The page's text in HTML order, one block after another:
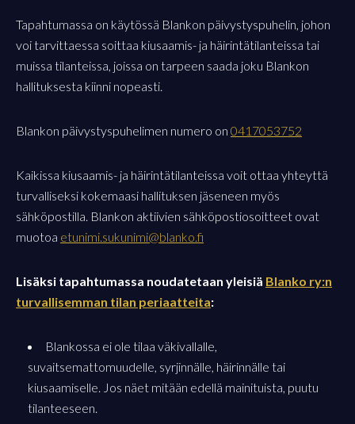
Tapahtumassa on käytössä Blankon päivystyspuhelin, johon
voi tarvittaessa soittaa kiusaamis- ja häirintätilanteissa tai
muissa tilanteissa, joissa on tarpeen saada joku Blankon
hallituksesta kiinni nopeasti.
Blankon päivystyspuhelimen numero on 0417053752
Kaikissa kiusaamis- ja häirintätilanteissa voit ottaa yhteyttä
turvalliseksi kokemaasi hallituksen jäseneen myös
sähköpostilla. Blankon aktiivien sähköpostiosoitteet ovat
muotoa etunimi.sukunimi@blanko.fi
Lisäksi tapahtumassa noudatetaan yleisiä Blanko ry:n
turvallisemman tilan periaatteita:
Blankossa ei ole tilaa väkivallalle,
suvaitsemattomuudelle, syrjinnälle, häirinnälle tai
kiusaamiselle. Jos näet mitään edellä mainituista, puutu
tilanteeseen.